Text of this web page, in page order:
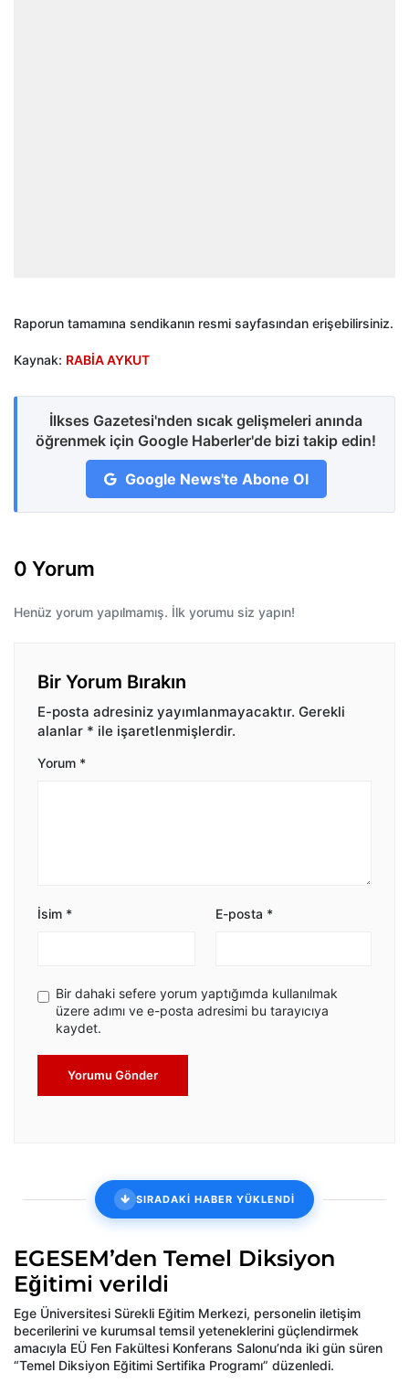
Raporun tamamına sendikanın resmi sayfasından erişebilirsiniz.
Kaynak: RABİA AYKUT
İlkses Gazetesi'nden sıcak gelişmeleri anında
öğrenmek için Google Haberler'de bizi takip edin!
Google News'te Abone Ol
0 Yorum
Henüz yorum yapılmamış. İlk yorumu siz yapın!
Bir Yorum Bırakın
E-posta adresiniz yayımlanmayacaktır. Gerekli
alanlar * ile işaretlenmişlerdir.
Yorum *
İsim * E-posta *
Bir dahaki sefere yorum yaptığımda kullanılmak
üzere adımı ve e-posta adresimi bu tarayıcıya
kaydet.
Yorumu Gönder
SIRADAKİ HABER YÜKLENDİ
EGESEM’den Temel Diksiyon
Eğitimi verildi
Ege Üniversitesi Sürekli Eğitim Merkezi, personelin iletişim
becerilerini ve kurumsal temsil yeteneklerini güçlendirmek
amacıyla EÜ Fen Fakültesi Konferans Salonu’nda iki gün süren
“Temel Diksiyon Eğitimi Sertifika Programı” düzenledi.